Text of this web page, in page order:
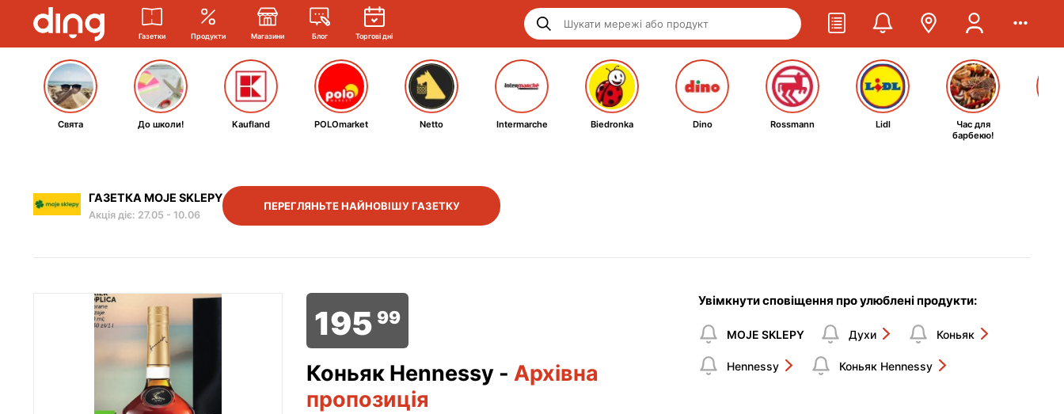
Газетки Продукти Магазини Блог Торгові дні
Свята До школи! Kaufland POLOmarket Netto Intermarche Biedronka Dino Rossmann Lidl
Час для
барбекю!
ГАЗЕТКА MOJE SKLEPY
Акція діє: 27.05 - 10.06
ПЕРЕГЛЯНЬТЕ НАЙНОВІШУ ГАЗЕТКУ
195 99
Коньяк Hennessy - Архівна
пропозиція
Увімкнути сповіщення про улюблені продукти:
MOJE SKLEPY Духи Коньяк
Hennessy Коньяк Hennessy